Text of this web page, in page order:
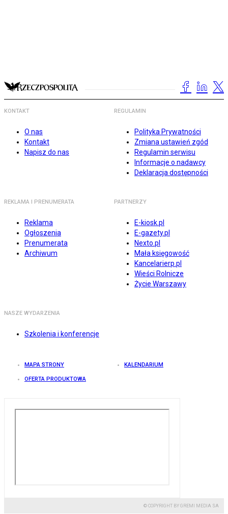
KONTAKT
O nas
Kontakt
Napisz do nas
REGULAMIN
Polityka Prywatności
Zmiana ustawień zgód
Regulamin serwisu
Informacje o nadawcy
Deklaracja dostępności
REKLAMA I PRENUMERATA
Reklama
Ogłoszenia
Prenumerata
Archiwum
PARTNERZY
E-kiosk.pl
E-gazety.pl
Nexto.pl
Mała księgowość
Kancelarierp.pl
Wieści Rolnicze
Życie Warszawy
NASZE WYDARZENIA
Szkolenia i konferencje
MAPA STRONY KALENDARIUM
OFERTA PRODUKTOWA
© COPYRIGHT BY GREMI MEDIA SA